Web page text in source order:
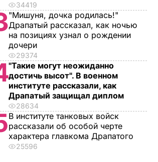
назвал
Сторонники
34419
"Мишуня, дочка родилась!"
Драпатый рассказал, как ночью
на позициях узнал о рождении
дочери
29374
"Такие могут неожиданно
достичь высот". В военном
институте рассказали, как
Драпатый защищал диплом
28634
В институте танковых войск
рассказали об особой черте
характера главкома Драпатого
25596